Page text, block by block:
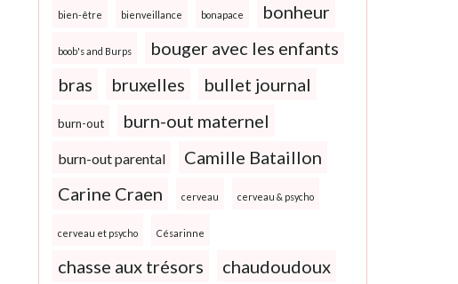
bien-être bienveillance bonapace bonheur
boob's and Burps
bouger avec les enfants
bras
bruxelles bullet journal
burn-out burn-out maternel
burn-out parental
Camille Bataillon
Carine Craen
cerveau cerveau & psycho
cerveau et psycho Césarinne
chasse aux trésors chaudoudoux